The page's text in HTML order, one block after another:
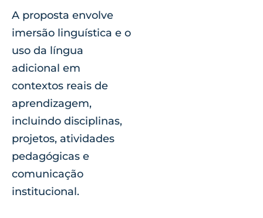
A proposta envolve
imersão linguística e o
uso da língua
adicional em
contextos reais de
aprendizagem,
incluindo disciplinas,
projetos, atividades
pedagógicas e
comunicação
institucional.